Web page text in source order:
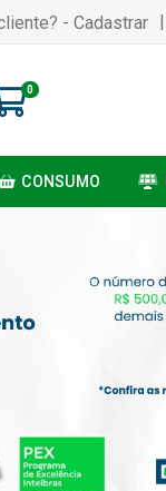
- Cadastrar |
0
CONSUMO